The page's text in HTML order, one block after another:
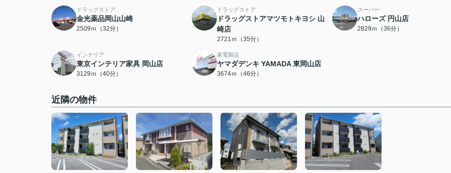
ドラッグストア
金光薬品岡山山崎
2509ｍ（32分）
ドラッグストア
ドラッグストアマツモトキヨシ 山
崎店
2721ｍ（35分）
スーパー
ハローズ 円山店
2829ｍ（36分）
インテリア
東京インテリア家具 岡山店
3129ｍ（40分）
家電製品
ヤマダデンキ YAMADA 東岡山店
3674ｍ（46分）
近隣の物件